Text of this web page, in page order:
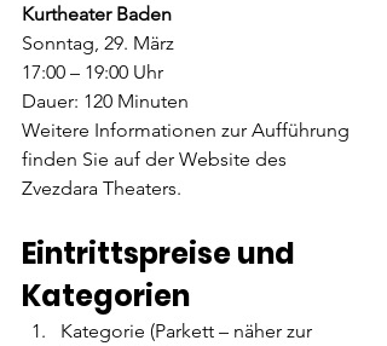
Kurtheater Baden
Sonntag, 29. März
17:00 – 19:00 Uhr
Dauer: 120 Minuten
Weitere Informationen zur Aufführung
finden Sie auf der Website des
Zvezdara Theaters.
Eintrittspreise und
Kategorien
Kategorie (Parkett – näher zur